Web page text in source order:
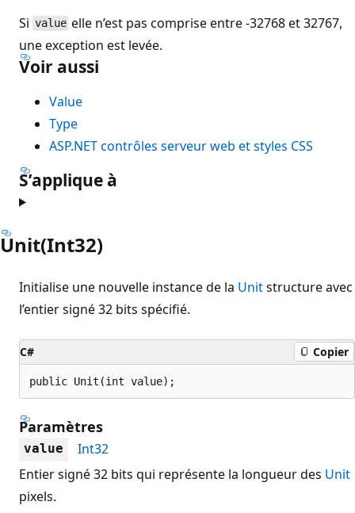
Si value elle n’est pas comprise entre -32768 et 32767,
une exception est levée.
Voir aussi
Value
Type
ASP.NET contrôles serveur web et styles CSS
S’applique à
Unit(Int32)
Initialise une nouvelle instance de la Unitstructure avec
l’entier signé 32 bits spécifié.
C# Copier
public Unit(int value);
Paramètres
value
Int32
Entier signé 32 bits qui représente la longueur des Unit
pixels.